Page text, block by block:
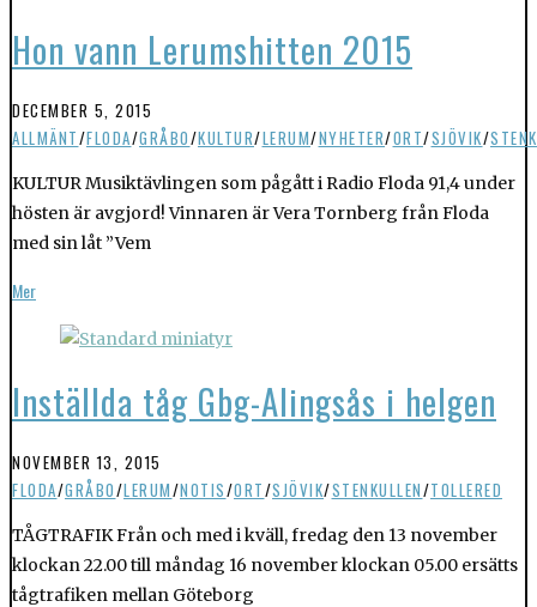
Hon vann Lerumshitten 2015
DECEMBER 5, 2015
ALLMÄNT/FLODA/GRÅBO/KULTUR/LERUM/NYHETER/ORT/SJÖVIK/
KULTUR Musiktävlingen som pågått i Radio Floda 91,4 under
hösten är avgjord! Vinnaren är Vera Tornberg från Floda
med sin låt ”Vem
Mer
Inställda tåg Gbg-Alingsås i helgen
NOVEMBER 13, 2015
FLODA/GRÅBO/LERUM/NOTIS/ORT/SJÖVIK/STENKULLEN/TOLLERED
TÅGTRAFIK Från och med i kväll, fredag den 13 november
klockan 22.00 till måndag 16 november klockan 05.00 ersätts
tågtrafiken mellan Göteborg